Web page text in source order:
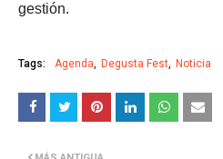
gestión.
Tags: Agenda Degusta Fest Noticia